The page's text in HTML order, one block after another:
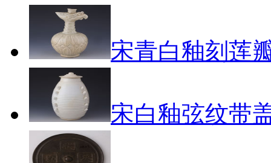
宋青白釉刻莲
宋白釉弦纹带